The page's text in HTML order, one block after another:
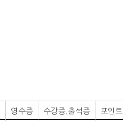
영수증 수강증.출석증 포인